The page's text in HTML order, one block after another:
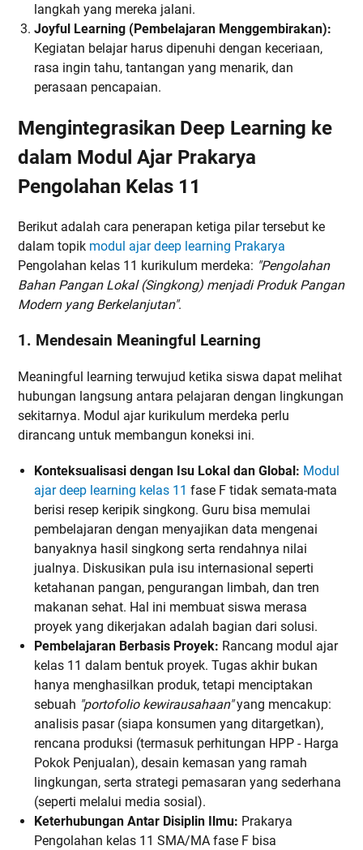
langkah yang mereka jalani.
Joyful Learning (Pembelajaran Menggembirakan):
Kegiatan belajar harus dipenuhi dengan keceriaan,
rasa ingin tahu, tantangan yang menarik, dan
perasaan pencapaian.
Mengintegrasikan Deep Learning ke
dalam Modul Ajar Prakarya
Pengolahan Kelas 11
Berikut adalah cara penerapan ketiga pilar tersebut ke
dalam topik modul ajar deep learning Prakarya
Pengolahan kelas 11 kurikulum merdeka: "Pengolahan
Bahan Pangan Lokal (Singkong) menjadi Produk Pangan
Modern yang Berkelanjutan".
1. Mendesain Meaningful Learning
Meaningful learning terwujud ketika siswa dapat melihat
hubungan langsung antara pelajaran dengan lingkungan
sekitarnya. Modul ajar kurikulum merdeka perlu
dirancang untuk membangun koneksi ini.
Konteksualisasi dengan Isu Lokal dan Global: Modul
ajar deep learning kelas 11 fase F tidak semata-mata
berisi resep keripik singkong. Guru bisa memulai
pembelajaran dengan menyajikan data mengenai
banyaknya hasil singkong serta rendahnya nilai
jualnya. Diskusikan pula isu internasional seperti
ketahanan pangan, pengurangan limbah, dan tren
makanan sehat. Hal ini membuat siswa merasa
proyek yang dikerjakan adalah bagian dari solusi.
Pembelajaran Berbasis Proyek: Rancang modul ajar
kelas 11 dalam bentuk proyek. Tugas akhir bukan
hanya menghasilkan produk, tetapi menciptakan
sebuah "portofolio kewirausahaan"yang mencakup:
analisis pasar (siapa konsumen yang ditargetkan),
rencana produksi (termasuk perhitungan HPP - Harga
Pokok Penjualan), desain kemasan yang ramah
lingkungan, serta strategi pemasaran yang sederhana
(seperti melalui media sosial).
Keterhubungan Antar Disiplin Ilmu: Prakarya
Pengolahan kelas 11 SMA/MA fase F bisa